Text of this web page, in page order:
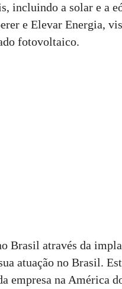
incluindo a solar e a
e Elevar Energia,
fotovoltaico.
Brasil através da
atuação no Brasil.
empresa na América